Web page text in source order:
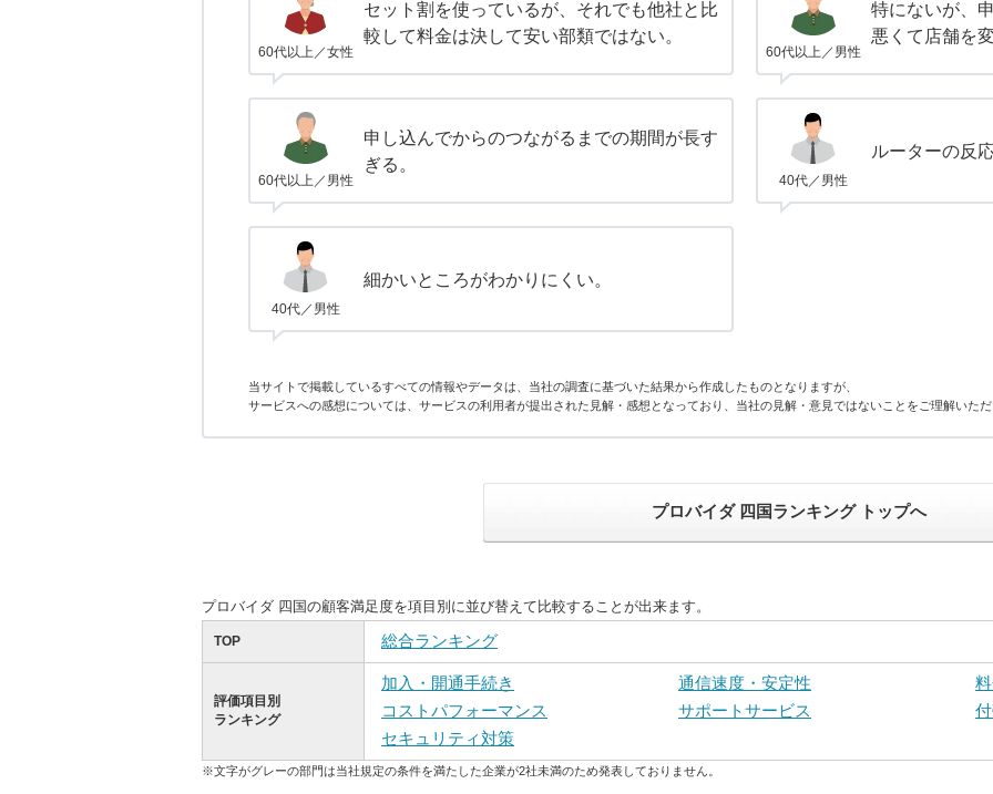
60代以上／女性
セット割を使っているが、それでも他社と比
較して料金は決して安い部類ではない。
60代以上／男性
特にないが、
悪くて店舗を
60代以上／男性
申し込んでからのつながるまでの期間が長す
ぎる。
40代／男性
ルーターの反
40代／男性
細かいところがわかりにくい。
当サイトで掲載しているすべての情報やデータは、当社の調査に基づいた結果から作成したものとなりますが、
サービスへの感想については、サービスの利用者が提出された見解・感想となっており、当社の見解・意見ではないことをご理解いただ
プロバイダ 四国ランキング トップへ
プロバイダ 四国の顧客満足度を項目別に並び替えて比較することが出来ます。
TOP 総合ランキング
評価項目別
ランキング
加入・開通手続き 通信速度・安定性
コストパフォーマンス
サポートサービス
セキュリティ対策
※文字がグレーの部門は当社規定の条件を満たした企業が2社未満のため発表しておりません。